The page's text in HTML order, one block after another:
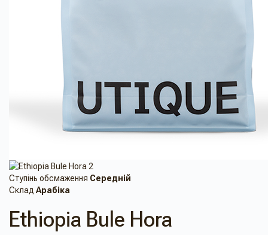
Ступінь обсмаження Cередній
Склад Арабіка
Ethiopia Bule Hora